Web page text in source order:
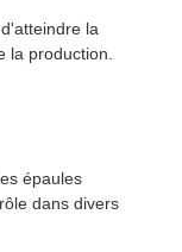
la
la production.
épaules
dans divers